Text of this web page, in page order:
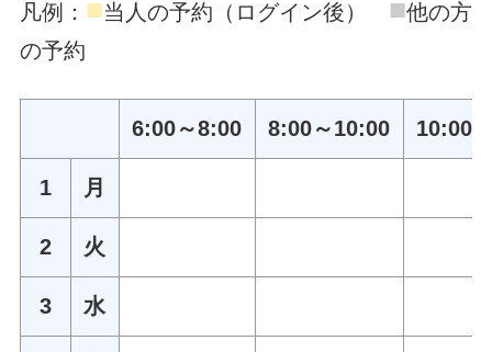
凡例： ■当人の予約（ログイン後） ■他の方
の予約
6:00～8:00 8:00～10:00 10:00
1 月
2 火
3 水